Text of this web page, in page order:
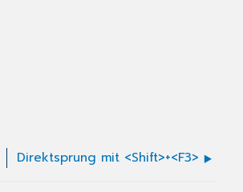
Direktsprung mit <Shift>+<F3>